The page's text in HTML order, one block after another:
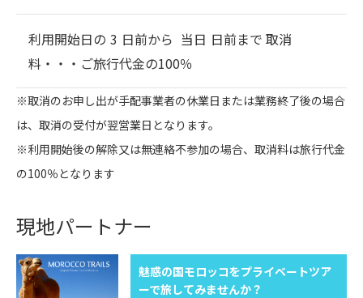
利用開始日の 3 日前から 当日 日前まで 取消
料・・・ ご旅行代金の100％
※取消のお申し出が手配事業者の休業日または業務終了後の場合
は、取消の受付が翌営業日となります。
※利用開始後の解除又は無連絡不参加の場合、取消料は旅行代金
の100％となります
現地パートナー
魅惑の国モロッコをプライベートツア
ーで旅してみませんか？